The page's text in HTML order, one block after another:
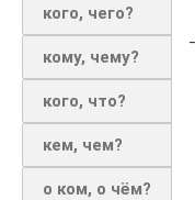
кого, чего?
кому, чему?
кого, что?
кем, чем?
о ком, о чём?